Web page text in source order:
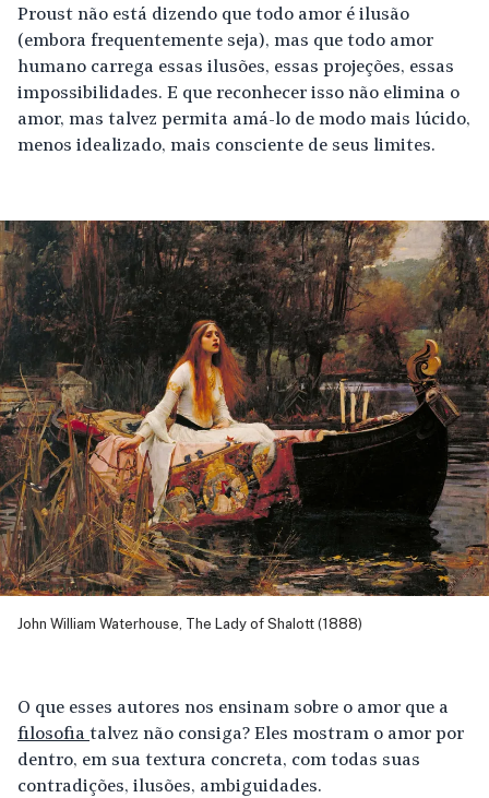
Proust não está dizendo que todo amor é ilusão
(embora frequentemente seja), mas que todo amor
humano carrega essas ilusões, essas projeções, essas
impossibilidades. E que reconhecer isso não elimina o
amor, mas talvez permita amá-lo de modo mais lúcido,
menos idealizado, mais consciente de seus limites.
John William Waterhouse, The Lady of Shalott (1888)
O que esses autores nos ensinam sobre o amor que a
filosofia talvez não consiga? Eles mostram o amor por
dentro, em sua textura concreta, com todas suas
contradições, ilusões, ambiguidades.